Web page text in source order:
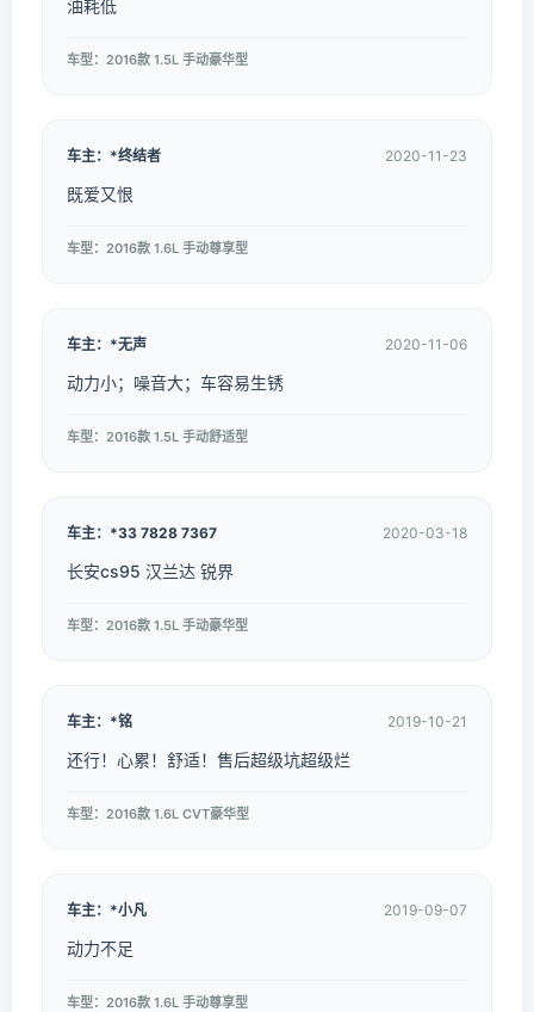
油耗低
车型：2016款 1.5L 手动豪华型
车主：*终结者 2020-11-23
既爱又恨
车型：2016款 1.6L 手动尊享型
车主：*无声 2020-11-06
动力小；噪音大；车容易生锈
车型：2016款 1.5L 手动舒适型
车主：*33 7828 7367 2020-03-18
长安cs95 汉兰达 锐界
车型：2016款 1.5L 手动豪华型
车主：*铭 2019-10-21
还行！心累！舒适！售后超级坑超级烂
车型：2016款 1.6L CVT豪华型
车主：*小凡 2019-09-07
动力不足
车型：2016款 1.6L 手动尊享型